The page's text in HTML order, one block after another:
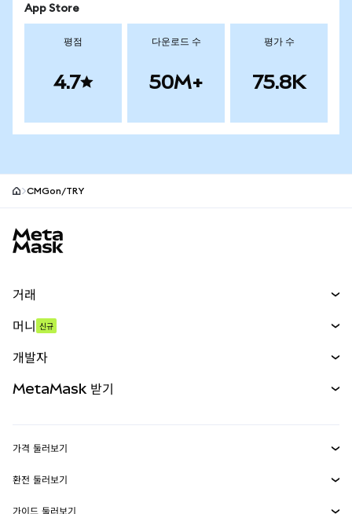
App Store
평점
4.7
다운로드 수
50M+
평가 수
75.8K
CMGon/TRY
거래
무기한 선물
실물자산
머니 신규
개발자
MetaMask Connect
MetaMask 받기
가격 둘러보기
이더리움 가격
솔라나 가격
환전 둘러보기
가이드 둘러보기